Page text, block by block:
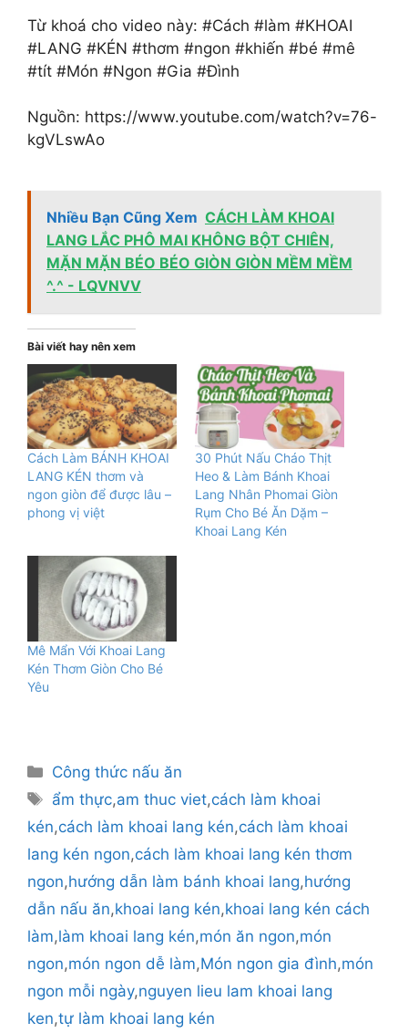
Từ khoá cho video này: #Cách #làm #KHOAI
#LANG #KÉN #thơm #ngon #khiến #bé #mê
#tít #Món #Ngon #Gia #Đình
Nguồn: https://www.youtube.com/watch?v=76-
kgVLswAo
Nhiều Bạn Cũng Xem CÁCH LÀM KHOAI
LANG LẮC PHÔ MAI KHÔNG BỘT CHIÊN,
MẶN MẶN BÉO BÉO GIÒN GIÒN MỀM MỀM
^.^ - LQVNVV
Bài viết hay nên xem
Cách Làm BÁNH KHOAI
LANG KÉN thơm và
ngon giòn để được lâu –
phong vị việt
30 Phút Nấu Cháo Thịt
Heo & Làm Bánh Khoai
Lang Nhân Phomai Giòn
Rụm Cho Bé Ăn Dặm –
Khoai Lang Kén
Mê Mẩn Với Khoai Lang
Kén Thơm Giòn Cho Bé
Yêu
Danh
mục
Công thức nấu ăn
Thẻ
ẩm thực,am thuc viet,cách làm khoai
kén,cách làm khoai lang kén,cách làm khoai
lang kén ngon,cách làm khoai lang kén thơm
ngon,hướng dẫn làm bánh khoai lang,hướng
dẫn nấu ăn,khoai lang kén,khoai lang kén cách
làm,làm khoai lang kén,món ăn ngon,món
ngon,món ngon dễ làm,Món ngon gia đình,món
ngon mỗi ngày,nguyen lieu lam khoai lang
ken,tự làm khoai lang kén